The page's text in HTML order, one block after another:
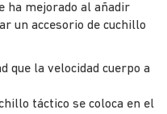
ha mejorado al añadir
un accesorio de cuchillo
que la velocidad cuerpo a
táctico se coloca en el